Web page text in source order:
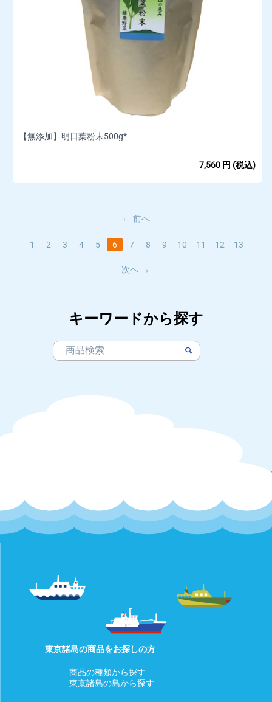
【無添加】明日葉粉末500g*
7,560 円 (税込)
前へ
1 2 3 4 5 6 7 8 9 10 11 12 13
次へ
キーワードから探す
東京諸島の商品をお探しの方
商品の種類から探す
東京諸島の島から探す